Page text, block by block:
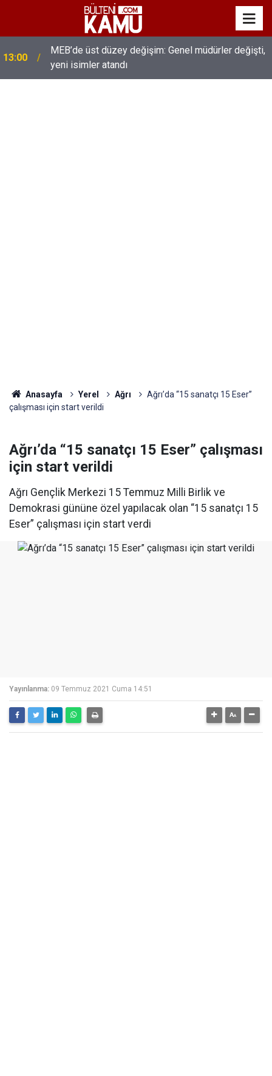
13:00
MEB’de üst düzey değişim: Genel müdürler değişti,
yeni isimler atandı
Anasayfa Yerel Ağrı
Ağrı’da “15 sanatçı 15 Eser”
çalışması için start verildi
Ağrı’da “15 sanatçı 15 Eser” çalışması
için start verildi
Ağrı Gençlik Merkezi 15 Temmuz Milli Birlik ve
Demokrasi gününe özel yapılacak olan “15 sanatçı 15
Eser” çalışması için start verdi
Yayınlanma: 09 Temmuz 2021 Cuma 14:51